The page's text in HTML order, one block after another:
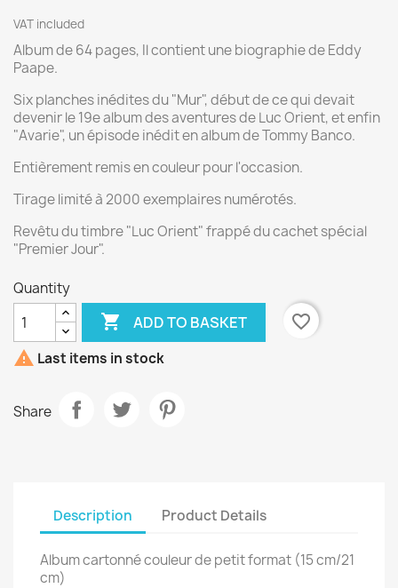
VAT included
Album de 64 pages, Il contient une biographie de Eddy
Paape.
Six planches inédites du "Mur", début de ce qui devait
devenir le 19e album des aventures de Luc Orient, et enfin
"Avarie", un épisode inédit en album de Tommy Banco.
Entièrement remis en couleur pour l'occasion.
Tirage limité à 2000 exemplaires numérotés.
Revêtu du timbre "Luc Orient" frappé du cachet spécial
"Premier Jour".
Quantity
 ADD TO BASKET
favorite_border
 Last items in stock
Share
Description Product Details
Album cartonné couleur de petit format (15 cm/21
cm)